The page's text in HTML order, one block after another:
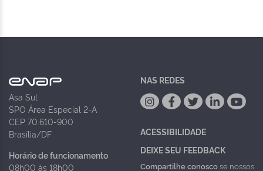
Asa Sul
SPO Área Especial 2-A
CEP 70.610-900
Brasília/DF
Horário de funcionamento
08h00 às 18h00
NAS REDES
ACESSIBILIDADE
DEIXE SEU FEEDBACK
Compartilhe conoscose nossos